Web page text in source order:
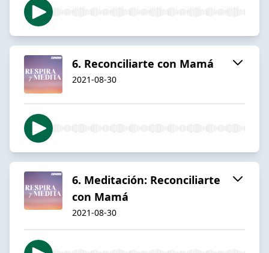
6. Reconciliarte con Mamá
2021-08-30
6. Meditación: Reconciliarte
con Mamá
2021-08-30